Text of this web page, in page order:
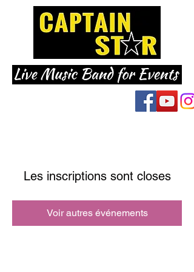
Les inscriptions sont closes
Voir autres événements